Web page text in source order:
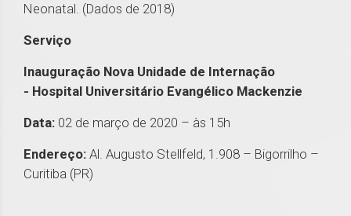
Neonatal. (Dados de 2018)
Serviço
Inauguração Nova Unidade de Internação
- Hospital Universitário Evangélico Mackenzie
Data: 02 de março de 2020 – às 15h
Endereço: Al. Augusto Stellfeld, 1.908 – Bigorrilho –
Curitiba (PR)